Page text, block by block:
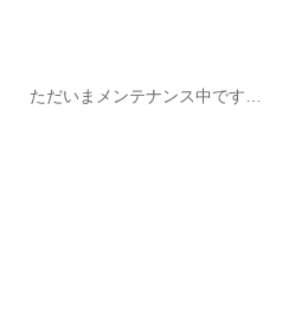
ただいまメンテナンス中です…